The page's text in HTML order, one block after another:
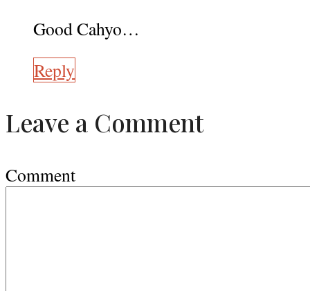
Good Cahyo…
Reply
Leave a Comment
Comment